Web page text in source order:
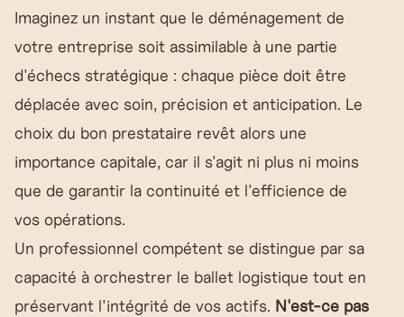
Imaginez un instant que le déménagement de
votre entreprise soit assimilable à une partie
d'échecs stratégique : chaque pièce doit être
déplacée avec soin, précision et anticipation. Le
choix du bon prestataire revêt alors une
importance capitale, car il s'agit ni plus ni moins
que de garantir la continuité et l'efficience de
vos opérations.
Un professionnel compétent se distingue par sa
capacité à orchestrer le ballet logistique tout en
préservant l'intégrité de vos actifs. N'est-ce pas